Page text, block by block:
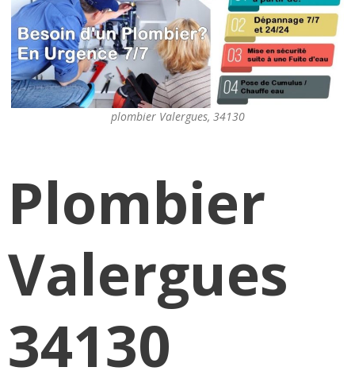
plombier Valergues, 34130
Plombier
Valergues
34130